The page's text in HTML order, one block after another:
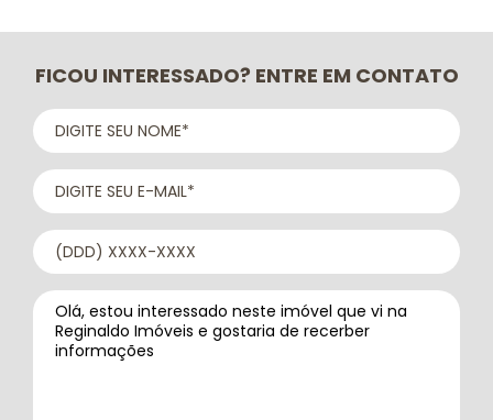
FICOU INTERESSADO? ENTRE EM CONTATO